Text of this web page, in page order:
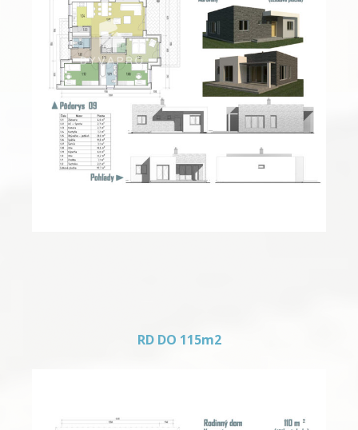
RD do 100m2 – 06
RD DO 115m2